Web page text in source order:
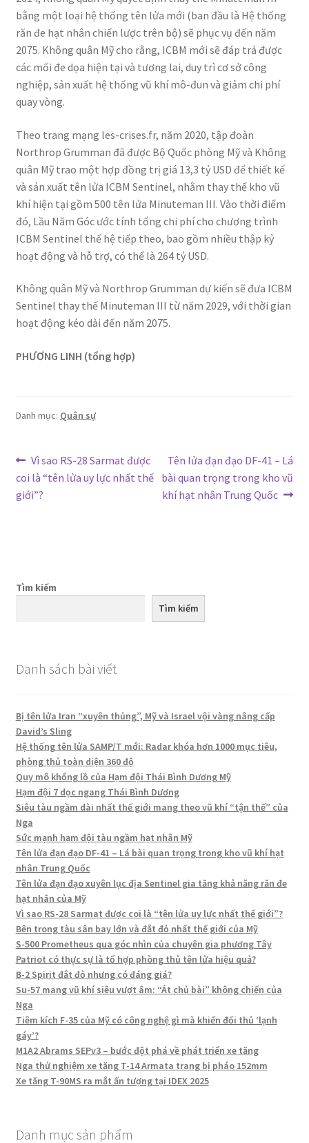
bằng một loại hệ thống tên lửa mới (ban đầu là Hệ thống
răn đe hạt nhân chiến lược trên bộ) sẽ phục vụ đến năm
2075. Không quân Mỹ cho rằng, ICBM mới sẽ đáp trả được
các mối đe dọa hiện tại và tương lai, duy trì cơ sở công
nghiệp, sản xuất hệ thống vũ khí mô-đun và giảm chi phí
quay vòng.
Theo trang mạng les-crises.fr, năm 2020, tập đoàn
Northrop Grumman đã được Bộ Quốc phòng Mỹ và Không
quân Mỹ trao một hợp đồng trị giá 13,3 tỷ USD để thiết kế
và sản xuất tên lửa ICBM Sentinel, nhằm thay thế kho vũ
khí hiện tại gồm 500 tên lửa Minuteman III. Vào thời điểm
đó, Lầu Năm Góc ước tính tổng chi phí cho chương trình
ICBM Sentinel thế hệ tiếp theo, bao gồm nhiều thập kỷ
hoạt động và hỗ trợ, có thể là 264 tỷ USD.
Không quân Mỹ và Northrop Grumman dự kiến sẽ đưa ICBM
Sentinel thay thế Minuteman III từ năm 2029, với thời gian
hoạt động kéo dài đến năm 2075.
PHƯƠNG LINH (tổng hợp)
Danh mục: Quân sự
Điều
hướng
Bài
trước:
Vì sao RS-28 Sarmat được
coi là “tên lửa uy lực nhất thế
giới”?
Bài
tiếp
theo:
Tên lửa đạn đạo DF-41 – Lá
bài quan trọng trong kho vũ
khí hạt nhân Trung Quốc
Tìm kiếm
Tìm kiếm
Danh sách bài viết
Bị tên lửa Iran “xuyên thủng”, Mỹ và Israel vội vàng nâng cấp
David’s Sling
Hệ thống tên lửa SAMP/T mới: Radar khóa hơn 1000 mục tiêu,
phòng thủ toàn diện 360 độ
Quy mô khổng lồ của Hạm đội Thái Bình Dương Mỹ
Hạm đội 7 dọc ngang Thái Bình Dương
Siêu tàu ngầm dài nhất thế giới mang theo vũ khí “tận thế” của
Nga
Sức mạnh hạm đội tàu ngầm hạt nhân Mỹ
Tên lửa đạn đạo DF-41 – Lá bài quan trọng trong kho vũ khí hạt
nhân Trung Quốc
Tên lửa đạn đạo xuyên lục địa Sentinel gia tăng khả năng răn đe
hạt nhân của Mỹ
Vì sao RS-28 Sarmat được coi là “tên lửa uy lực nhất thế giới”?
Bên trong tàu sân bay lớn và đắt đỏ nhất thế giới của Mỹ
S-500 Prometheus qua góc nhìn của chuyên gia phương Tây
Patriot có thực sự là tổ hợp phòng thủ tên lửa hiệu quả?
B-2 Spirit đắt đỏ nhưng có đáng giá?
Su-57 mang vũ khí siêu vượt âm: “Át chủ bài” không chiến của
Nga
Tiêm kích F-35 của Mỹ có công nghệ gì mà khiến đối thủ ‘lạnh
gáy’?
M1A2 Abrams SEPv3 – bước đột phá về phát triển xe tăng
Nga thử nghiệm xe tăng T-14 Armata trang bị pháo 152mm
Xe tăng T-90MS ra mắt ấn tượng tại IDEX 2025
Danh mục sản phẩm